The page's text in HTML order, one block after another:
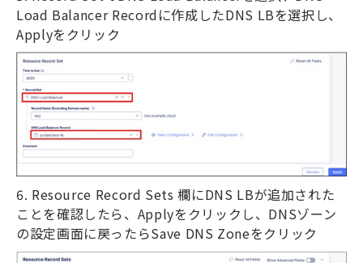
Load Balancer Recordに作成したDNS LBを選択し、
Applyをクリック
6. Resource Record Sets欄にDNS LBが追加された
ことを確認したら、 Applyをクリックし、 DNSゾーン
の設定画面に戻ったらSave DNS Zoneをクリック